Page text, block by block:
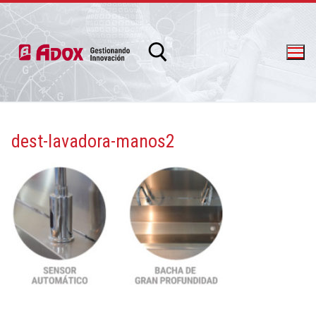
info@adox.com.ar whatsapp: 54 9 11 6230 2470
dest-lavadora-manos2